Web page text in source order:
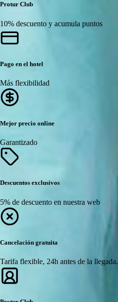
Protur Club
10% descuento y acumula puntos
Pago en el hotel
Más flexibilidad
Mejor precio online
Garantizado
Descuentos exclusivos
5% de descuento en nuestra web
Cancelación gratuita
Tarifa flexible, 24h antes de la llegada.